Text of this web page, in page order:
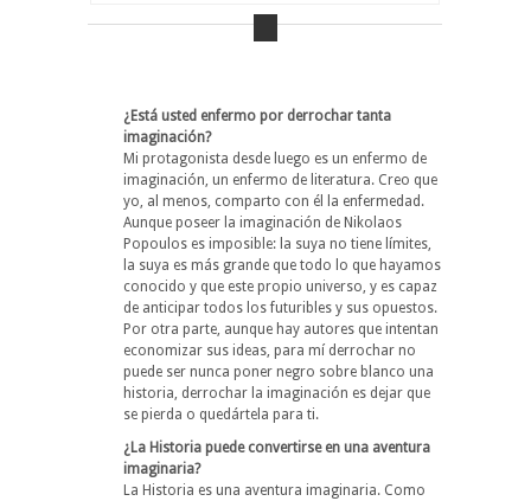
¿Está usted enfermo por derrochar tanta
imaginación?
Mi protagonista desde luego es un enfermo de
imaginación, un enfermo de literatura. Creo que
yo, al menos, comparto con él la enfermedad.
Aunque poseer la imaginación de Nikolaos
Popoulos es imposible: la suya no tiene límites,
la suya es más grande que todo lo que hayamos
conocido y que este propio universo, y es capaz
de anticipar todos los futuribles y sus opuestos.
Por otra parte, aunque hay autores que intentan
economizar sus ideas, para mí derrochar no
puede ser nunca poner negro sobre blanco una
historia, derrochar la imaginación es dejar que
se pierda o quedártela para ti.
¿La Historia puede convertirse en una aventura
imaginaria?
La Historia es una aventura imaginaria. Como